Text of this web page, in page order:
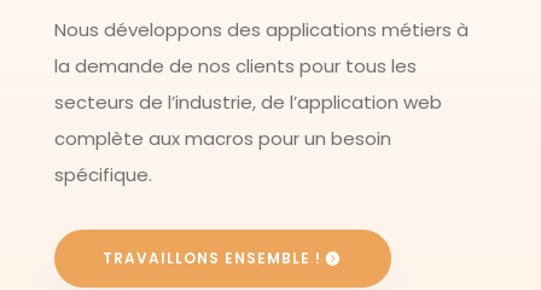
Nous développons des applications métiers à
la demande de nos clients pour tous les
secteurs de l’industrie, de l’application web
complète aux macros pour un besoin
spécifique.
TRAVAILLONS ENSEMBLE !